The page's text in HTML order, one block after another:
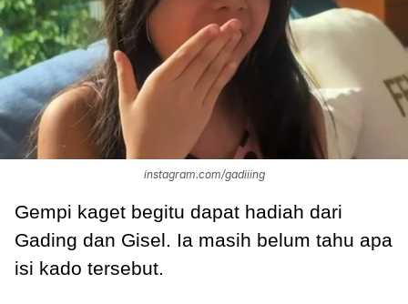
instagram.com/gadiiing
Gempi kaget begitu dapat hadiah dari
Gading dan Gisel. Ia masih belum tahu apa
isi kado tersebut.